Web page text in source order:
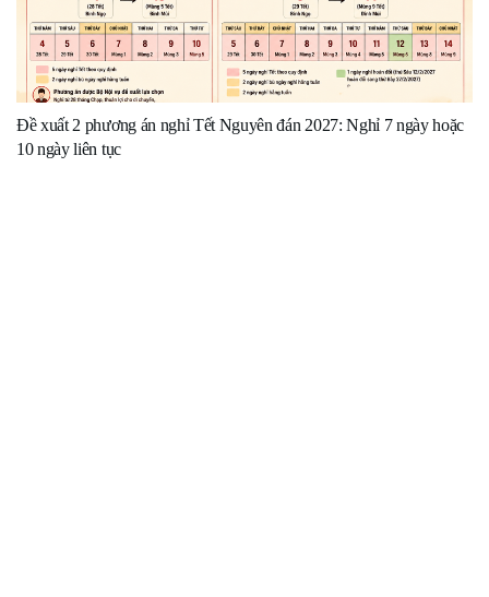
Đề xuất 2 phương án nghỉ Tết Nguyên đán 2027: Nghỉ 7 ngày hoặc
10 ngày liên tục